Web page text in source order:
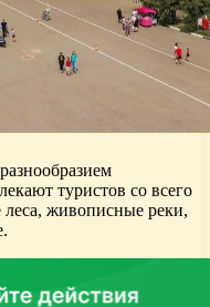
туристов со всего
леса, живописные реки,